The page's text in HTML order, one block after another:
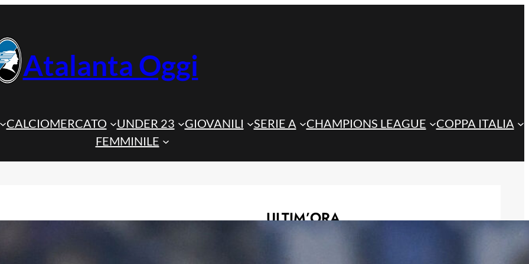
Atalanta Oggi
CALCIOMERCATO UNDER 23 GIOVANILI SERIE A CHAMPIONS LEAGUE
COPPA ITALIA
FEMMINILE
ULTIM’ORA